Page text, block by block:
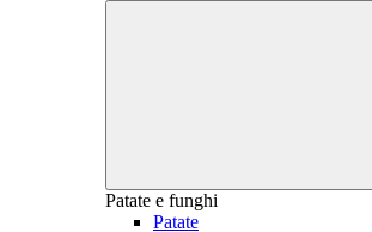
Patate e funghi
Patate